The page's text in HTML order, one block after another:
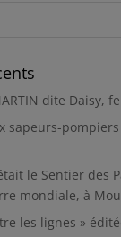
dite Daisy,
sapeurs-pompiers
le Sentier des
mondiale, à
les lignes »